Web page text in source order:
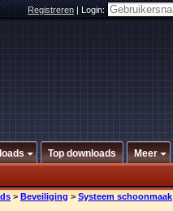
Registreren|Login:
Top downloads Meer
> Beveiliging > Systeem schoonmaak